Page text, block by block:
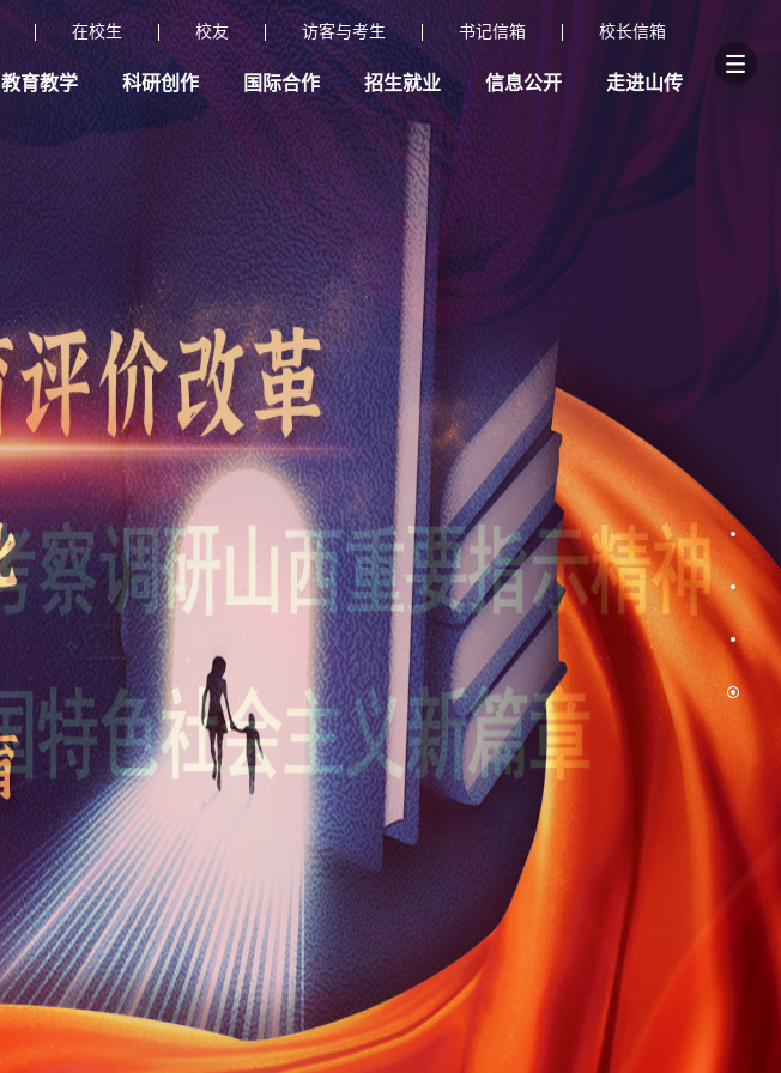
在校生 校友 访客与考生 书记信箱 校长信箱
教育教学 科研创作 国际合作 招生就业 信息公开 走进山传
首页
学校概况
院系设置
教育教学
科研创作
国际合作
招生就业
信息公开
走进山传
综合服务大厅 校园VPN
教务系统（内网） 校园邮箱
图书馆 书记信箱
校长信箱
- 新闻网 - - 校园百事通 - - 教职工 -
- 校友 -